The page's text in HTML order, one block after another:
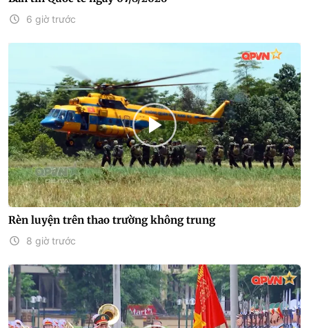
6 giờ trước
Rèn luyện trên thao trường không trung
8 giờ trước